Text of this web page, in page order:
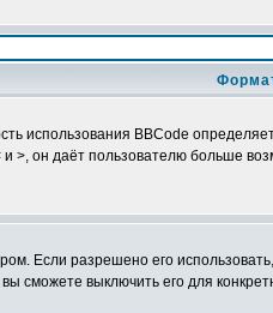
использования BBCode
и >, он даёт пользователю больше
Если разрешено его
сможете выключить его для